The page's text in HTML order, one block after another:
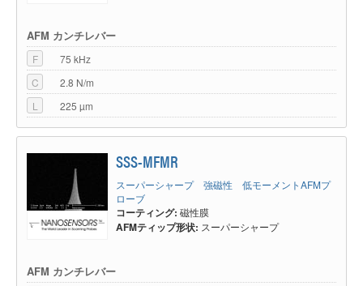
チレバーは、微小な力を検出できるほど柔らかいにも関わらず、ばね定数は
大気条件下でのスナップイン現象を防ぐのに十分な値です。 AFMのティッ
プは走査中表面に付着しません。
磁気ドメインの可視化は、サンプルとAFMティップの磁場の相互作用に基
づいているため、ＭＦＭ測定では達成可能な横方向分解能、感度、安定性
は、AFMティップとサンプル両方の磁気特性に依存します。 一般的に強い
AFMティップの磁場は、感度を高め信号増加につながります。 しかしなが
の場合、磁区はスキャン中にAFMティップによって一掃され、磁区構造が
画像にまったく表示されません。 磁区がもう少し安定したサンプルの場合
においても、AFMティップの磁場により引き起こされる局所的な変化が、
AFMイメージングの乱れにつながります。
逆に、サンプルの磁場が十分に強い場合、スキャン中にAFMティップの磁
化が変化し、AFMイメージングが乱れる可能性があります。 したがって、
択する必要があります。 一般にAFMティップの磁化は、サンプルが許す限
り大きなものを選択する必要があります。
AFM カンチレバー
F
75 kHz
C
2.8 N/m
L
225 µm
SSS-MFMR
スーパーシャープ 強磁性 低モーメントAFMプ
ローブ
コーティング: 磁性膜
AFMティップ形状: スーパーシャープ
AFM カンチレバー